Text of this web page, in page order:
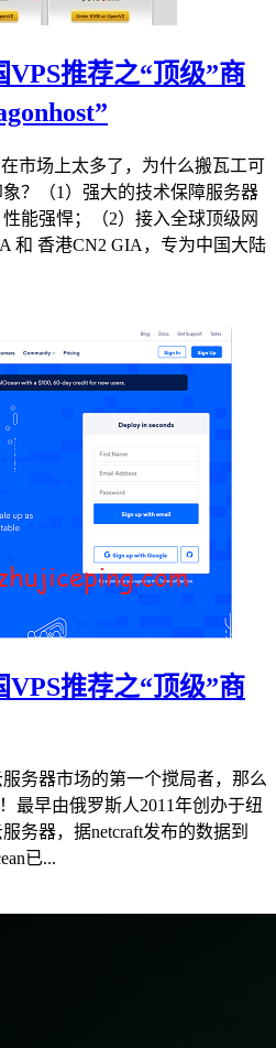
推荐之“顶级”商
市场上太多了，为什么搬瓦工可
？（1）强大的技术保障服务器
能强悍；（2）接入全球顶级网
和 香港CN2 GIA，专为中国大陆
推荐之“顶级”商
务器市场的第一个搅局者，那么
最早由俄罗斯人2011年创办于纽
务器，据netcraft发布的数据到
已...